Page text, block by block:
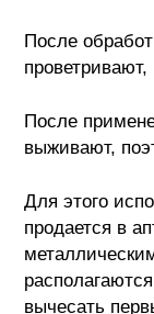
После
После
выживают,
Для этого
продается в
вычесать